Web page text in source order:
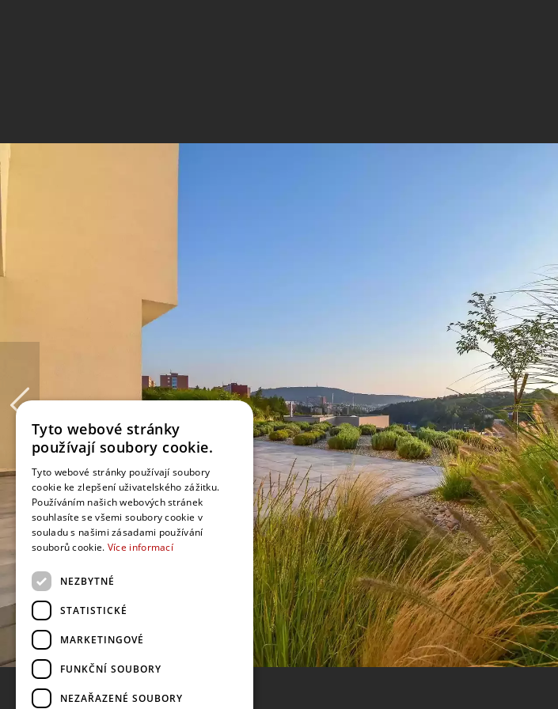
Tyto webové stránky
používají soubory cookie.
Tyto webové stránky používají soubory
cookie ke zlepšení uživatelského zážitku.
Používáním našich webových stránek
souhlasíte se všemi soubory cookie v
souladu s našimi zásadami používání
souborů cookie. Více informací
NEZBYTNÉ
STATISTICKÉ
MARKETINGOVÉ
FUNKČNÍ SOUBORY
NEZAŘAZENÉ SOUBORY